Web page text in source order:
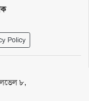
Policy
৮,